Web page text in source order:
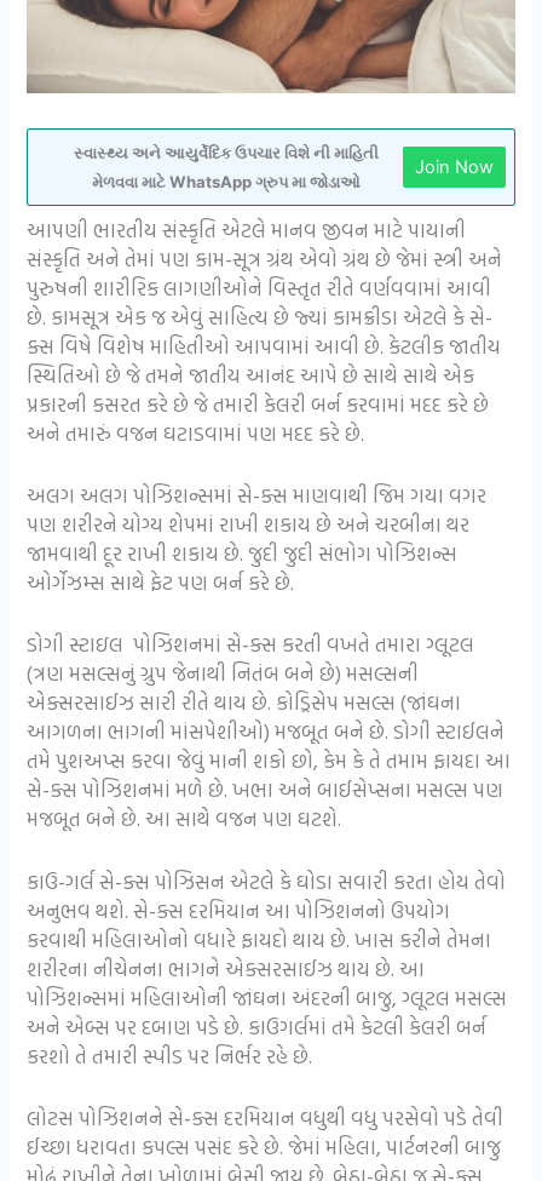
સ્વાસ્થ્ય અને આયુર્વેદિક ઉપચાર વિશે ની માહિતી
મેળવવા માટે WhatsApp ગ્રુપ મા જોડાઓ
Join Now
આપણી ભારતીય સંસ્કૃતિ એટલે માનવ જીવન માટે પાયાની
સંસ્કૃતિ અને તેમાં પણ કામ-સૂત્ર ગ્રંથ એવો ગ્રંથ છે જેમાં સ્ત્રી અને
પુરુષની શારીરિક લાગણીઓને વિસ્તૃત રીતે વર્ણવવામાં આવી
છે. કામસૂત્ર એક જ એવું સાહિત્ય છે જ્યાં કામક્રીડા એટલે કે સે-
ક્સ વિષે વિશેષ માહિતીઓ આપવામાં આવી છે. કેટલીક જાતીય
સ્થિતિઓ છે જે તમને જાતીય આનંદ આપે છે સાથે સાથે એક
પ્રકારની કસરત કરે છે જે તમારી કેલરી બર્ન કરવામાં મદદ કરે છે
અને તમારું વજન ઘટાડવામાં પણ મદદ કરે છે.
અલગ અલગ પોઝિશન્સમાં સે-ક્સ માણવાથી જિમ ગયા વગર
પણ શરીરને યોગ્ય શેપમાં રાખી શકાય છે અને ચરબીના થર
જામવાથી દૂર રાખી શકાય છે. જુદી જુદી સંભોગ પોઝિશન્સ
ઓર્ગેઝમ્સ સાથે ફેટ પણ બર્ન કરે છે.
ડોગી સ્ટાઇલ પોઝિશનમાં સે-ક્સ કરતી વખતે તમારા ગ્લૂટલ
(ત્રણ મસલ્સનું ગ્રુપ જેનાથી નિતંબ બને છે) મસલ્સની
એક્સરસાઈઝ સારી રીતે થાય છે. કોડ્રિસેપ મસલ્સ (જાંઘના
આગળના ભાગની માંસપેશીઓ) મજબૂત બને છે. ડોગી સ્ટાઈલને
તમે પુશઅપ્સ કરવા જેવું માની શકો છો, કેમ કે તે તમામ ફાયદા આ
સે-ક્સ પોઝિશનમાં મળે છે. ખભા અને બાઈસેપ્સના મસલ્સ પણ
મજબૂત બને છે. આ સાથે વજન પણ ઘટશે.
કાઉ-ગર્લ સે-ક્સ પોઝિસન એટલે કે ઘોડા સવારી કરતા હોય તેવો
અનુભવ થશે. સે-ક્સ દરમિયાન આ પોઝિશનનો ઉપયોગ
કરવાથી મહિલાઓનો વધારે ફાયદો થાય છે. ખાસ કરીને તેમના
શરીરના નીચેનના ભાગને એક્સરસાઈઝ થાય છે. આ
પોઝિશન્સમાં મહિલાઓની જાંઘના અંદરની બાજુ, ગ્લૂટલ મસલ્સ
અને એબ્સ પર દબાણ પડે છે. કાઉગર્લમાં તમે કેટલી કેલરી બર્ન
કરશો તે તમારી સ્પીડ પર નિર્ભર રહે છે.
લોટસ પોઝિશનને સે-ક્સ દરમિયાન વધુથી વધુ પરસેવો પડે તેવી
ઈચ્છા ધરાવતા કપલ્સ પસંદ કરે છે. જેમાં મહિલા, પાર્ટનરની બાજુ